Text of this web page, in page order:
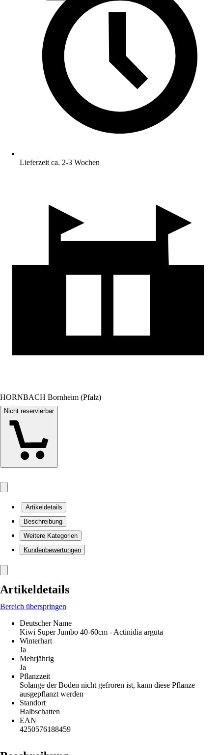
Lieferzeit ca. 2-3 Wochen
HORNBACH Bornheim (Pfalz)
Nicht reservierbar
Artikeldetails
Beschreibung
Weitere Kategorien
Kundenbewertungen
Artikeldetails
Bereich überspringen
Deutscher Name
Kiwi Super Jumbo 40-60cm - Actinidia arguta
Winterhart
Ja
Mehrjährig
Ja
Pflanzzeit
Solange der Boden nicht gefroren ist, kann diese Pflanze
ausgepflanzt werden
Standort
Halbschatten
EAN
4250576188459